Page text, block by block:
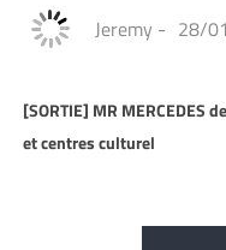
Jeremy - 28/
[SORTIE] MR MERCEDES
et centres culturel